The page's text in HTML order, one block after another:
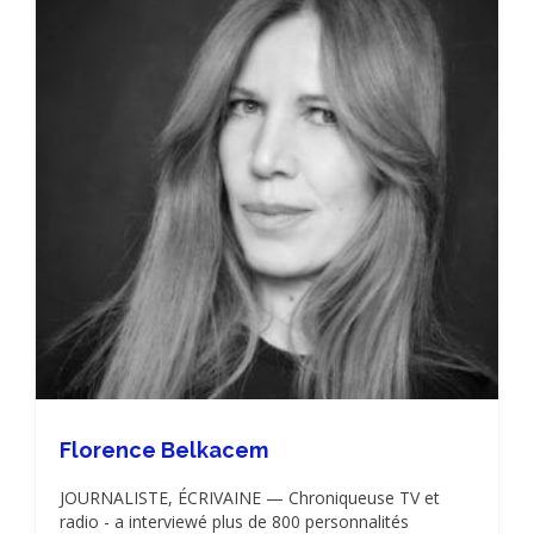
Florence Belkacem
JOURNALISTE, ÉCRIVAINE — Chroniqueuse TV et
radio - a interviewé plus de 800 personnalités